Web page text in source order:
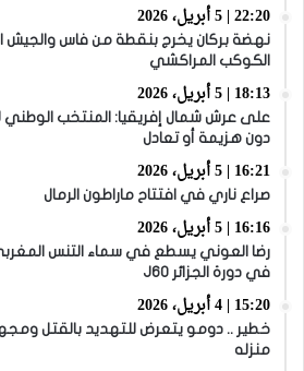
22:20 | 5 أبريل، 2026
نهضة بركان يخرج بنقطة من فاس والجيش
الكوكب المراكشي
18:13 | 5 أبريل، 2026
دون هزيمة أو تعادل
16:21 | 5 أبريل، 2026
صراع ناري في افتتاح ماراطون الرمال
16:16 | 5 أبريل، 2026
رضا العوني يسطع في سماء التنس
في دورة الجزائر J60
15:20 | 4 أبريل، 2026
خطير .. دومو يتعرض للتهديد بالقتل
منزله